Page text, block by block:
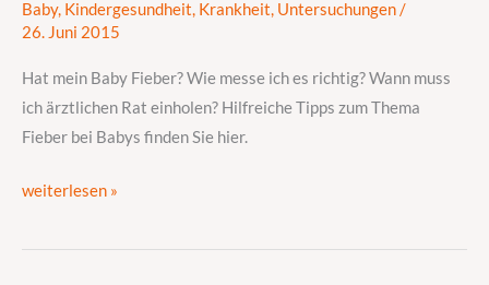
Baby, Kindergesundheit, Krankheit, Untersuchungen/
26. Juni 2015
Hat mein Baby Fieber? Wie messe ich es richtig? Wann muss
ich ärztlichen Rat einholen? Hilfreiche Tipps zum Thema
Fieber bei Babys finden Sie hier.
–
hilfreiche
Tipps
weiterlesen »